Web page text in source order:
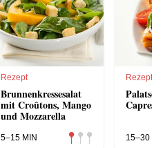
Rezept
Brunnenkressesalat
mit Croûtons, Mango
und Mozzarella
5–15 MIN
Rezept
Caprese
15–30